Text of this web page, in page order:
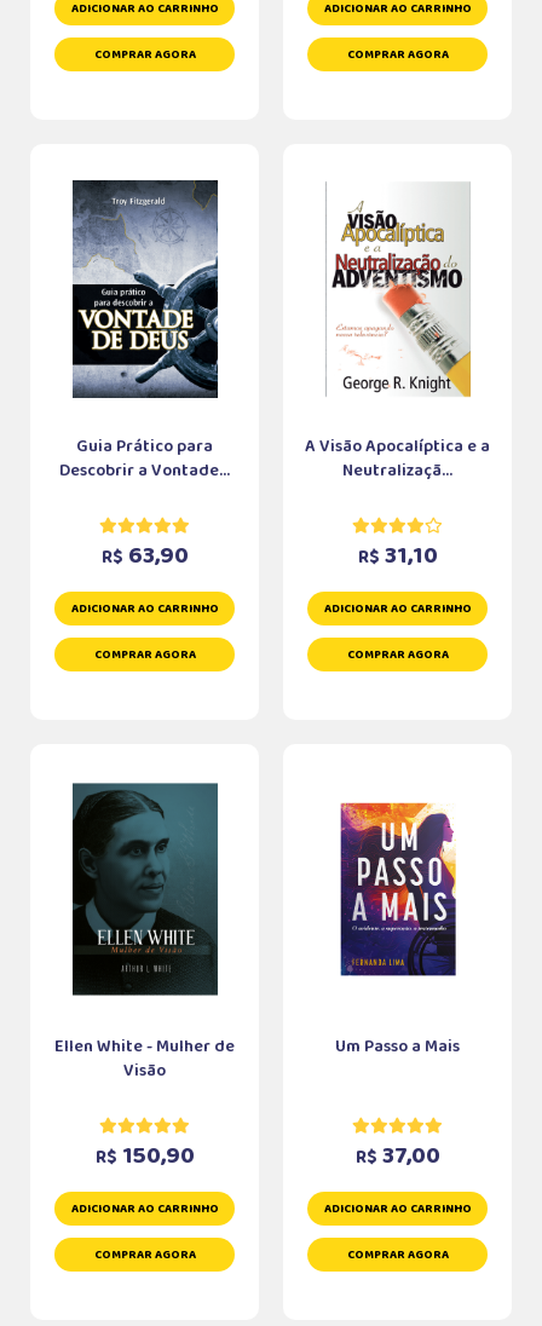
ADICIONAR AO CARRINHO
COMPRAR AGORA
ADICIONAR AO CARRINHO
COMPRAR AGORA
Guia Prático para
Descobrir a Vontade...
R$ 63,90
ADICIONAR AO CARRINHO
COMPRAR AGORA
A Visão Apocalíptica e a
Neutralizaçã...
R$ 31,10
ADICIONAR AO CARRINHO
COMPRAR AGORA
Ellen White - Mulher de
Visão
R$ 150,90
ADICIONAR AO CARRINHO
COMPRAR AGORA
Um Passo a Mais
R$ 37,00
ADICIONAR AO CARRINHO
COMPRAR AGORA